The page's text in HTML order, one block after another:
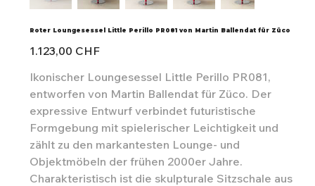
Roter Loungesessel Little Perillo PR081 von Martin Ballendat für Züco
Preis
1.123,00 CHF
Ikonischer Loungesessel Little Perillo PR081,
entworfen von Martin Ballendat für Züco. Der
expressive Entwurf verbindet futuristische
Formgebung mit spielerischer Leichtigkeit und
zählt zu den markantesten Lounge- und
Objektmöbeln der frühen 2000er Jahre.
Charakteristisch ist die skulpturale Sitzschale aus